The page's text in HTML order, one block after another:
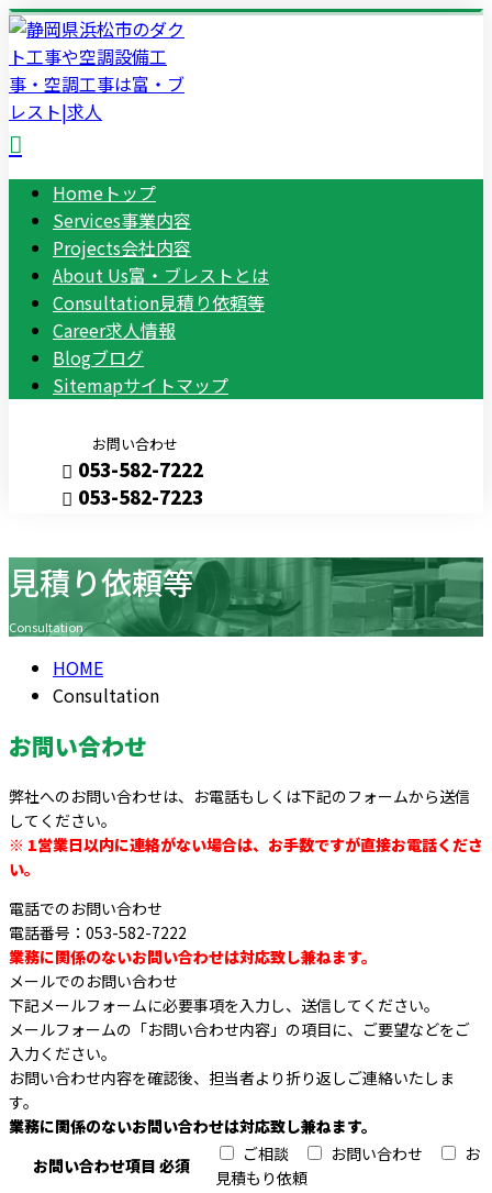
Home トップ
Services事業内容
Projects会社内容
About Us富・ブレストとは
Consultation見積り依頼等
Career求人情報
Blogブログ
Sitemapサイトマップ
お問い合わせ
053-582-7222
053-582-7223
Consultation
見積り依頼等
Consultation
HOME
Consultation
お問い合わせ
弊社へのお問い合わせは、お電話もしくは下記のフォームから送信
してください。
※ 1営業日以内に連絡がない場合は、お手数ですが直接お電話くださ
い。
電話でのお問い合わせ
電話番号：053-582-7222
業務に関係のないお問い合わせは対応致し兼ねます。
メールでのお問い合わせ
下記メールフォームに必要事項を入力し、送信してください。
メールフォームの「お問い合わせ内容」の項目に、ご要望などをご
入力ください。
お問い合わせ内容を確認後、担当者より折り返しご連絡いたしま
す。
業務に関係のないお問い合わせは対応致し兼ねます。
お問い合わせ項目 必須
ご相談 お問い合わせ
お
見積もり依頼